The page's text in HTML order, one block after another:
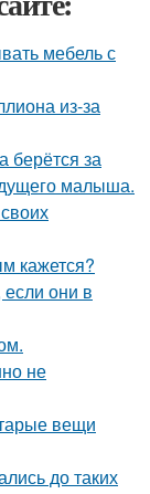
мебель с
из-за
берётся за
малыша.
кажется?
они в
не
вещи
до таких